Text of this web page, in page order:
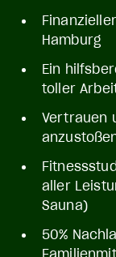
Hamburg
Ein
toller
Vertrauen
aller
Sauna)
50%